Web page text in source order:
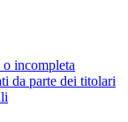
o incompleta
da parte dei titolari